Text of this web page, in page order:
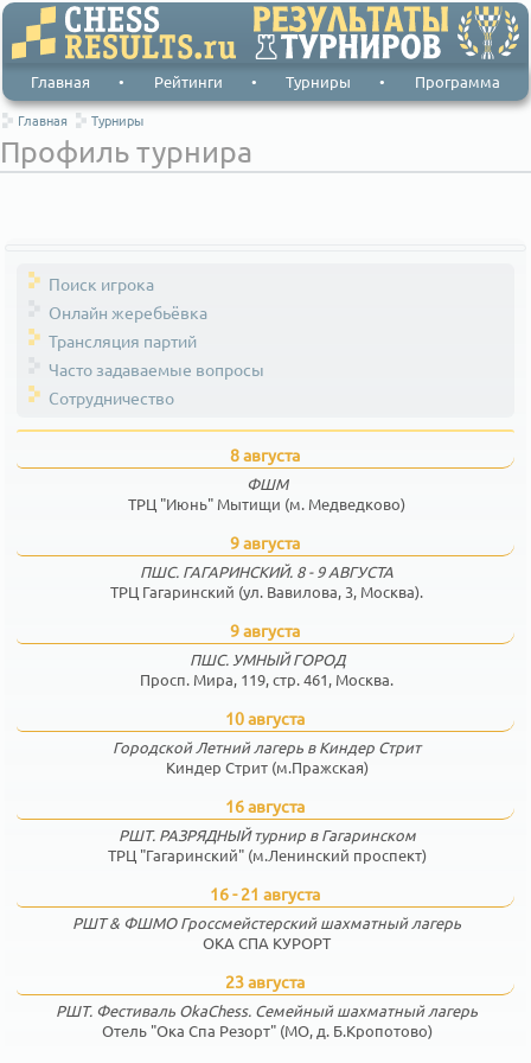
Главная • Рейтинги • Турниры • Программа
Главная Турниры
Профиль турнира
Поиск игрока
Онлайн жеребьёвка
Трансляция партий
Часто задаваемые вопросы
Сотрудничество
8 августа
ФШМ
ТРЦ "Июнь" Мытищи (м. Медведково)
9 августа
ПШС. ГАГАРИНСКИЙ. 8 - 9 АВГУСТА
ТРЦ Гагаринский (ул. Вавилова, 3, Москва).
9 августа
ПШС. УМНЫЙ ГОРОД
Просп. Мира, 119, стр. 461, Москва.
10 августа
Городской Летний лагерь в Киндер Стрит
Киндер Стрит (м.Пражская)
16 августа
РШТ. РАЗРЯДНЫЙ турнир в Гагаринском
ТРЦ "Гагаринский" (м.Ленинский проспект)
16 - 21 августа
РШТ & ФШМО Гроссмейстерский шахматный лагерь
ОКА СПА КУРОРТ
23 августа
РШТ. Фестиваль OkaChess. Семейный шахматный лагерь
Отель "Ока Спа Резорт" (МО, д. Б.Кропотово)